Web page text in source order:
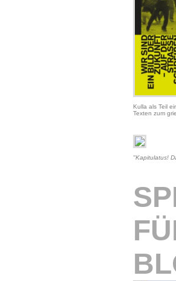
Kulla als Teil
Texten zum
"Kapitulatus!